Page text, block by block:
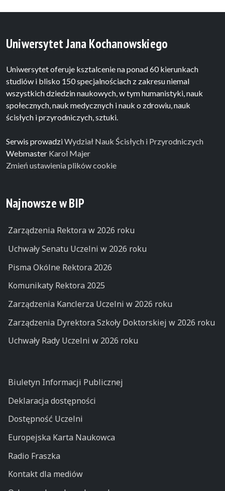
Uniwersytet Jana Kochanowskiego
Uniwersytet oferuje ksztalcenie na ponad 60 kierunkach
studiów i blisko 150 specjalnościach z zakresu niemal
wszystkich dziedzin naukowych, w tym humanistyki, nauk
społecznych, nauk medycznych i nauk o zdrowiu, nauk
ścisłych i przyrodniczych, sztuki.
Serwis prowadziWydział Nauk Ścisłych i Przyrodniczych
Webmaster Karol Majer
Zmień ustawienia plików cookie
Najnowsze w BIP
Zarządzenia Rektora w 2026 roku
Uchwały Senatu Uczelni w 2026 roku
Pisma Okólne Rektora 2026
Komunikaty Rektora 2025
Zarządzenia Kanclerza Uczelni w 2026 roku
Zarządzenia Dyrektora Szkoły Doktorskiej w 2026 roku
Uchwały Rady Uczelni w 2026 roku
Biuletyn Informacji Publicznej
Deklaracja dostępności
Dostępność Uczelni
Europejska Karta Naukowca
Radio Fraszka
Kontakt dla mediów